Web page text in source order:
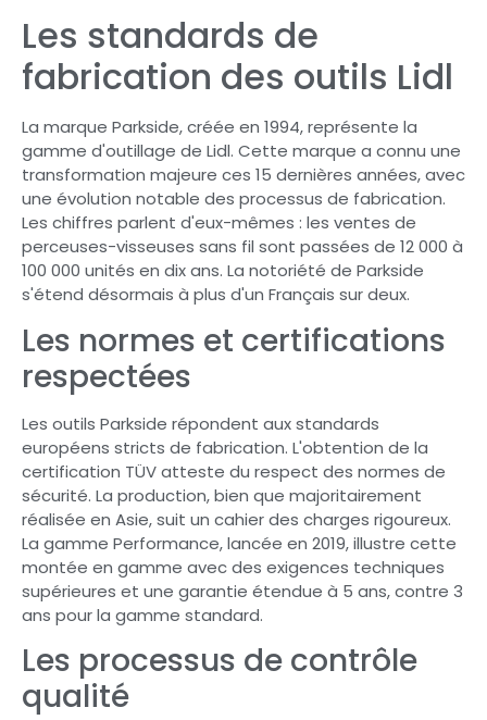
Les standards de
fabrication des outils Lidl
La marque Parkside, créée en 1994, représente la
gamme d'outillage de Lidl. Cette marque a connu une
transformation majeure ces 15 dernières années, avec
une évolution notable des processus de fabrication.
Les chiffres parlent d'eux-mêmes : les ventes de
perceuses-visseuses sans fil sont passées de 12 000 à
100 000 unités en dix ans. La notoriété de Parkside
s'étend désormais à plus d'un Français sur deux.
Les normes et certifications
respectées
Les outils Parkside répondent aux standards
européens stricts de fabrication. L'obtention de la
certification TÜV atteste du respect des normes de
sécurité. La production, bien que majoritairement
réalisée en Asie, suit un cahier des charges rigoureux.
La gamme Performance, lancée en 2019, illustre cette
montée en gamme avec des exigences techniques
supérieures et une garantie étendue à 5 ans, contre 3
ans pour la gamme standard.
Les processus de contrôle
qualité